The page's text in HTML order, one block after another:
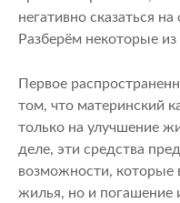
негативно сказаться
Разберём некоторые из
Первое
том, что материнский
только на улучшение
деле, эти средства
возможности, которые
жилья, но и погашение